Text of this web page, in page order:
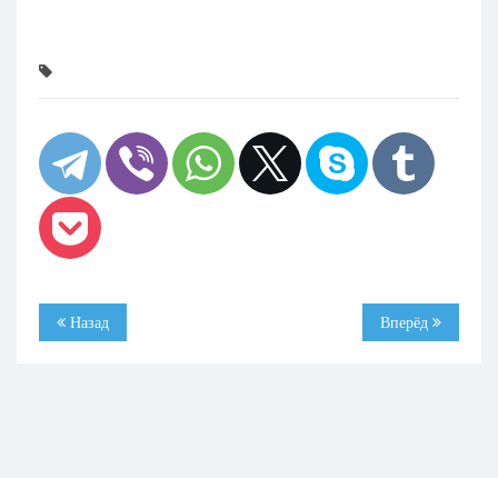
Назад Вперёд